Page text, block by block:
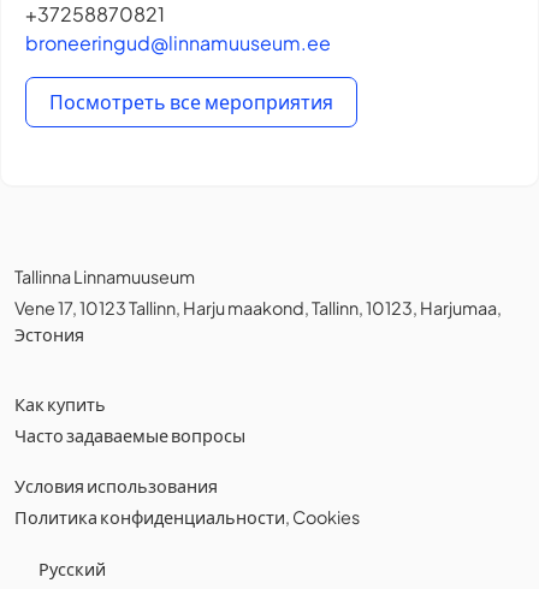
+37258870821
broneeringud@linnamuuseum.ee
Посмотреть все мероприятия
Tallinna Linnamuuseum
Vene 17, 10123 Tallinn, Harju maakond, Tallinn, 10123, Harjumaa,
Эстония
Как купить
Часто задаваемые вопросы
Условия использования
Политика конфиденциальности, Cookies
Русский